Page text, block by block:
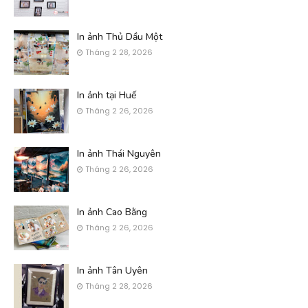
In ảnh Thủ Dầu Một
Tháng 2 28, 2026
In ảnh tại Huế
Tháng 2 26, 2026
In ảnh Thái Nguyên
Tháng 2 26, 2026
In ảnh Cao Bằng
Tháng 2 26, 2026
In ảnh Tân Uyên
Tháng 2 28, 2026